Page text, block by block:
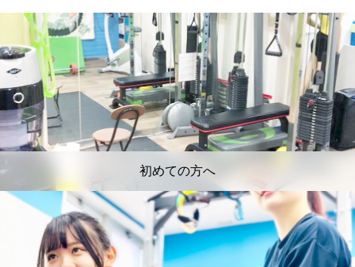
初めての方へ